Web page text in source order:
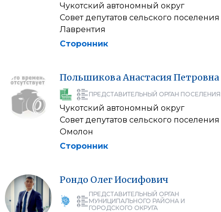
Чукотский автономный округ
Совет депутатов сельского поселения
Лаврентия
Сторонник
ПольшиковаАнастасияПетровна
ПРЕДСТАВИТЕЛЬНЫЙ ОРГАН ПОСЕЛЕНИЯ
Чукотский автономный округ
Совет депутатов сельского поселения
Омолон
Сторонник
Рондо ОлегИосифович
ПРЕДСТАВИТЕЛЬНЫЙ ОРГАН
МУНИЦИПАЛЬНОГО РАЙОНА И
ГОРОДСКОГО ОКРУГА